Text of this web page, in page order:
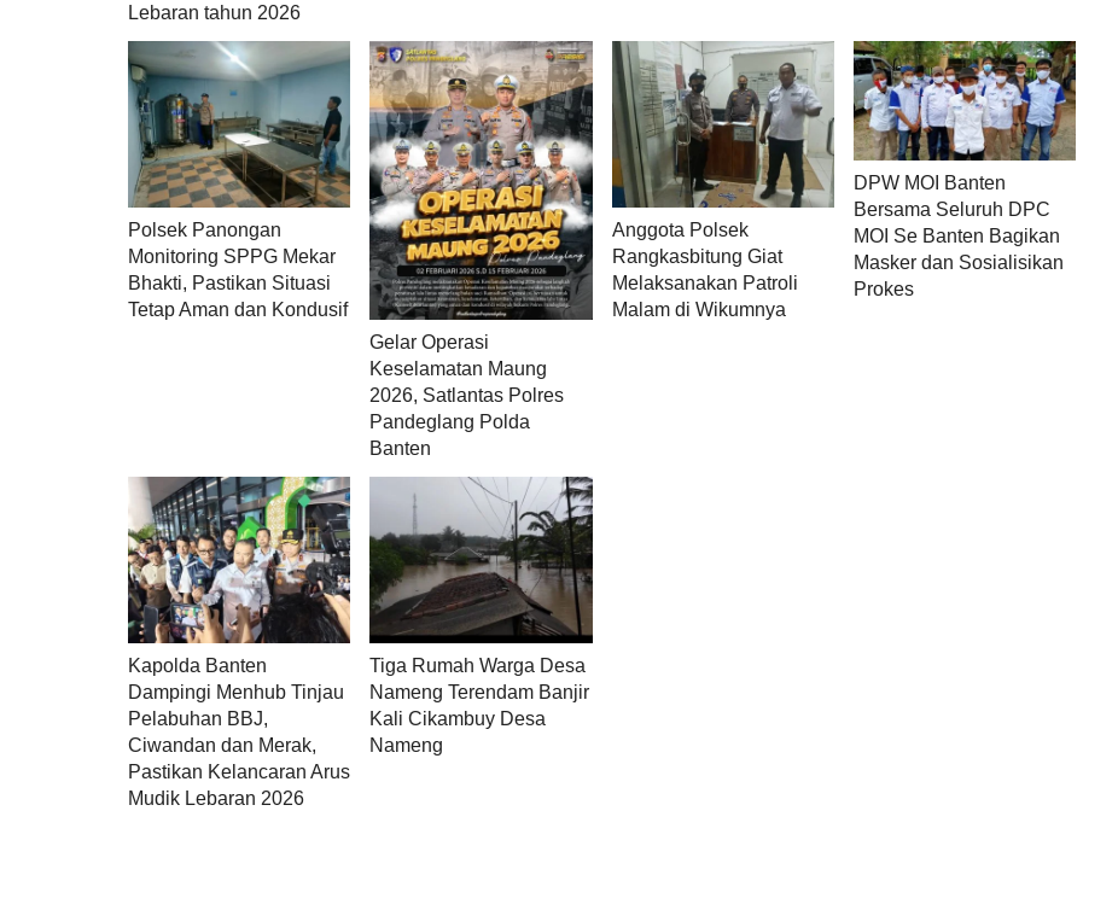
Lebaran tahun 2026
Polsek Panongan
Monitoring SPPG Mekar
Bhakti, Pastikan Situasi
Tetap Aman dan Kondusif
Gelar Operasi
Keselamatan Maung
2026, Satlantas Polres
Pandeglang Polda
Banten
Anggota Polsek
Rangkasbitung Giat
Melaksanakan Patroli
Malam di Wikumnya
DPW MOI Banten
Bersama Seluruh DPC
MOI Se Banten Bagikan
Masker dan Sosialisikan
Prokes
Kapolda Banten
Dampingi Menhub Tinjau
Pelabuhan BBJ,
Ciwandan dan Merak,
Pastikan Kelancaran Arus
Mudik Lebaran 2026
Tiga Rumah Warga Desa
Nameng Terendam Banjir
Kali Cikambuy Desa
Nameng